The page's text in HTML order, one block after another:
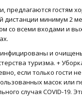
предлагаются
минимум 2
со всеми входами и
и
туризма. +
если только гости
масок или
случая COVID-